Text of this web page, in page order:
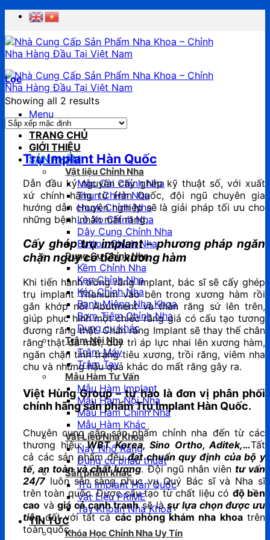
Chuyển
nội
dung
Menu
TRANG CHỦ
GIỚI THIỆU
SẢN PHẨM
Vật liệu Chỉnh Nha
Mắc Cài Chỉnh Nha
Thun Chỉnh Nha
Hook Chỉnh Nha
Lò Xo Chỉnh Nha
Dây Cung Chỉnh Nha
Button Chỉnh Nha
Dụng Cụ Chỉnh Nha
Kềm Chỉnh Nha
Kẹp Chỉnh Nha
Kéo Chỉnh Nha
Banh Miệng Nha Khoa
Bơm Tiêm Chỉnh Nha
Dụng cụ khác
Trâm Nội Nha
Trâm Máy
Trâm Tay
Mẫu Hàm Tư Vấn
Mẫu Hàm Implant
Mẫu Hàm Nội Nha
Mẫu Hàm Chỉnh Nha
Mẫu Hàm Khác
Vật Liệu Nha Khoa
Nạy Nhổ Răng
Dụng cụ phẫu thuật
Sản phẩm khác
Trụ Implant Hàn Quốc
Vật Liệu PRIME
Tay Khoan Nha Khoa
TIN TỨC
Khóa Học Chỉnh Nha Uy Tín
Lọc
Showing all 2 results
Trụ Implant Hàn Quốc
Dẫn đầu kỷ nguyên cấy ghép kỹ thuật số, với xuất
xứ chính hãng từ Hàn Quốc, đội ngũ chuyên gia
hướng dẫn chuyên nghiệp sẽ là giải pháp tối ưu cho
những bệnh nhân mất răng.
Cấy ghép trụ implant – phương pháp ngăn
chặn nguy cơ tiêu xương hàm
Khi tiến hành trồng răng Implant, bác sĩ sẽ cấy ghép
trụ implant Titanium vào bên trong xương hàm rồi
gắn khớp nối Abutment và thân răng sứ lên trên,
giúp phục hình một chiếc răng giả có cấu tạo tương
đương răng thật. Chân răng Implant sẽ thay thế chân
răng thật đã mất, duy trì áp lực nhai lên xương hàm,
ngăn chặn tình trạng tiêu xương, trồi răng, viêm nha
chu và những hậu quả khác do mất răng gây ra.
Việt Hùng Group– tự hào là đơn vị phân phối
chính hãng sản phẩm Trụ Implant Hàn Quốc.
Chuyên cung cấp sản phẩm chỉnh nha đến từ các
thương hiệu:WBT Korea, Sino Ortho, Aditek,…Tất
cả các sản phẩm đềuđạt chuẩn quy định của bộ y
tế, an toàn và chất lượng. Đội ngũ nhân viên tư vấn
24/7 luôn sẵn sàng phục vụ Quý Bác sĩ và Nha sĩ
trên toàn quốc. Được cấu tạo từ chất liệu có độ bền
cao vàgiá cả cạnh tranhsẽ làsự lựa chọn được ưu
tiênđối với tất cảcác phòng khám nha khoatrên
toàn quốc.